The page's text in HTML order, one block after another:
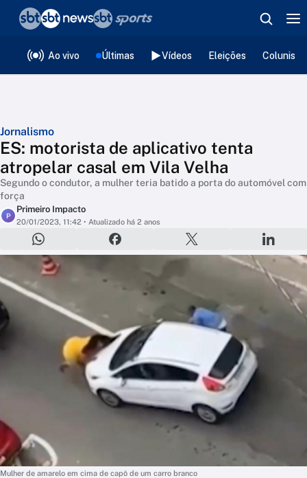
Ao vivo Últimas Vídeos Eleições
Jornalismo
ES: motorista de aplicativo tenta
atropelar casal em Vila Velha
Segundo o condutor, a mulher teria batido a porta do automóvel com
força
P
Primeiro Impacto
20/01/2023, 11:42 • Atualizado há 2 anos
Mulher de amarelo em cima de capô de um carro branco
❮voltar
Editorias